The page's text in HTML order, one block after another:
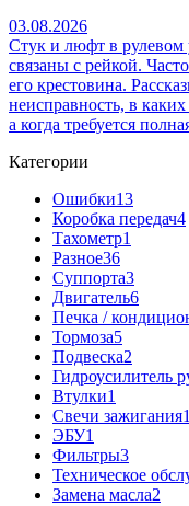
03.08.2026
Стук и люфт в рулевом
связаны с рейкой.
его крестовина.
неисправность, в
а когда требуется
Категории
Ошибки13
Коробка передач4
Тахометр1
Разное36
Cуппорта3
Двигатель6
Печка /
Тормоза5
Подвеска2
Гидроусилитель
Втулки1
Свечи зажигания1
ЭБУ1
Фильтры3
Техническое
Замена масла2